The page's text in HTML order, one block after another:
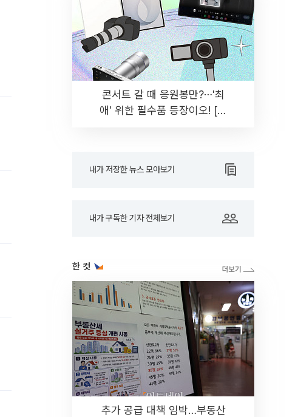
콘서트 갈 때 응원봉만?⋯'최
애' 위한 필수품 등장이오! [솔
내가 저장한 뉴스 모아보기
내가 구독한 기자 전체보기
한 컷
추가 공급 대책 임박…부동산